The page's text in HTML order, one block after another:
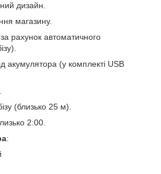
дизайн.
магазину.
рахунок автоматичного
акумулятора (у комплекті USB
(близько 25 м).
2:00.
: